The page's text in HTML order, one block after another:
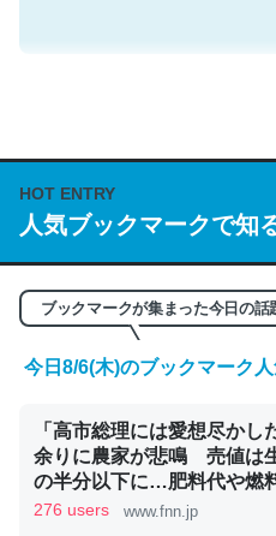
説してる記事が少ないので貴
https://
/064121
くらい。小説でいう「ずっ
ど、短期記憶というには多い
かりやすく強くなりそう
─GPTの仕組みと限界についての
HOT ENTRY
人気ブックマークで知
ブックマークが集まった今日の話
今日8/6(木)のブックマーク
「高市総理には愛想尽かし
余りに農家が悲鳴 売値は
の半分以下に…肥料代や燃
騰「今年でやめる」農家も
276 users www.fnn.jp